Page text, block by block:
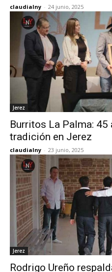
claudialny - 24 junio, 2025
Jerez
Burritos La Palma: 45
tradición en Jerez
claudialny - 23 junio, 2025
Jerez
Rodrigo Ureño